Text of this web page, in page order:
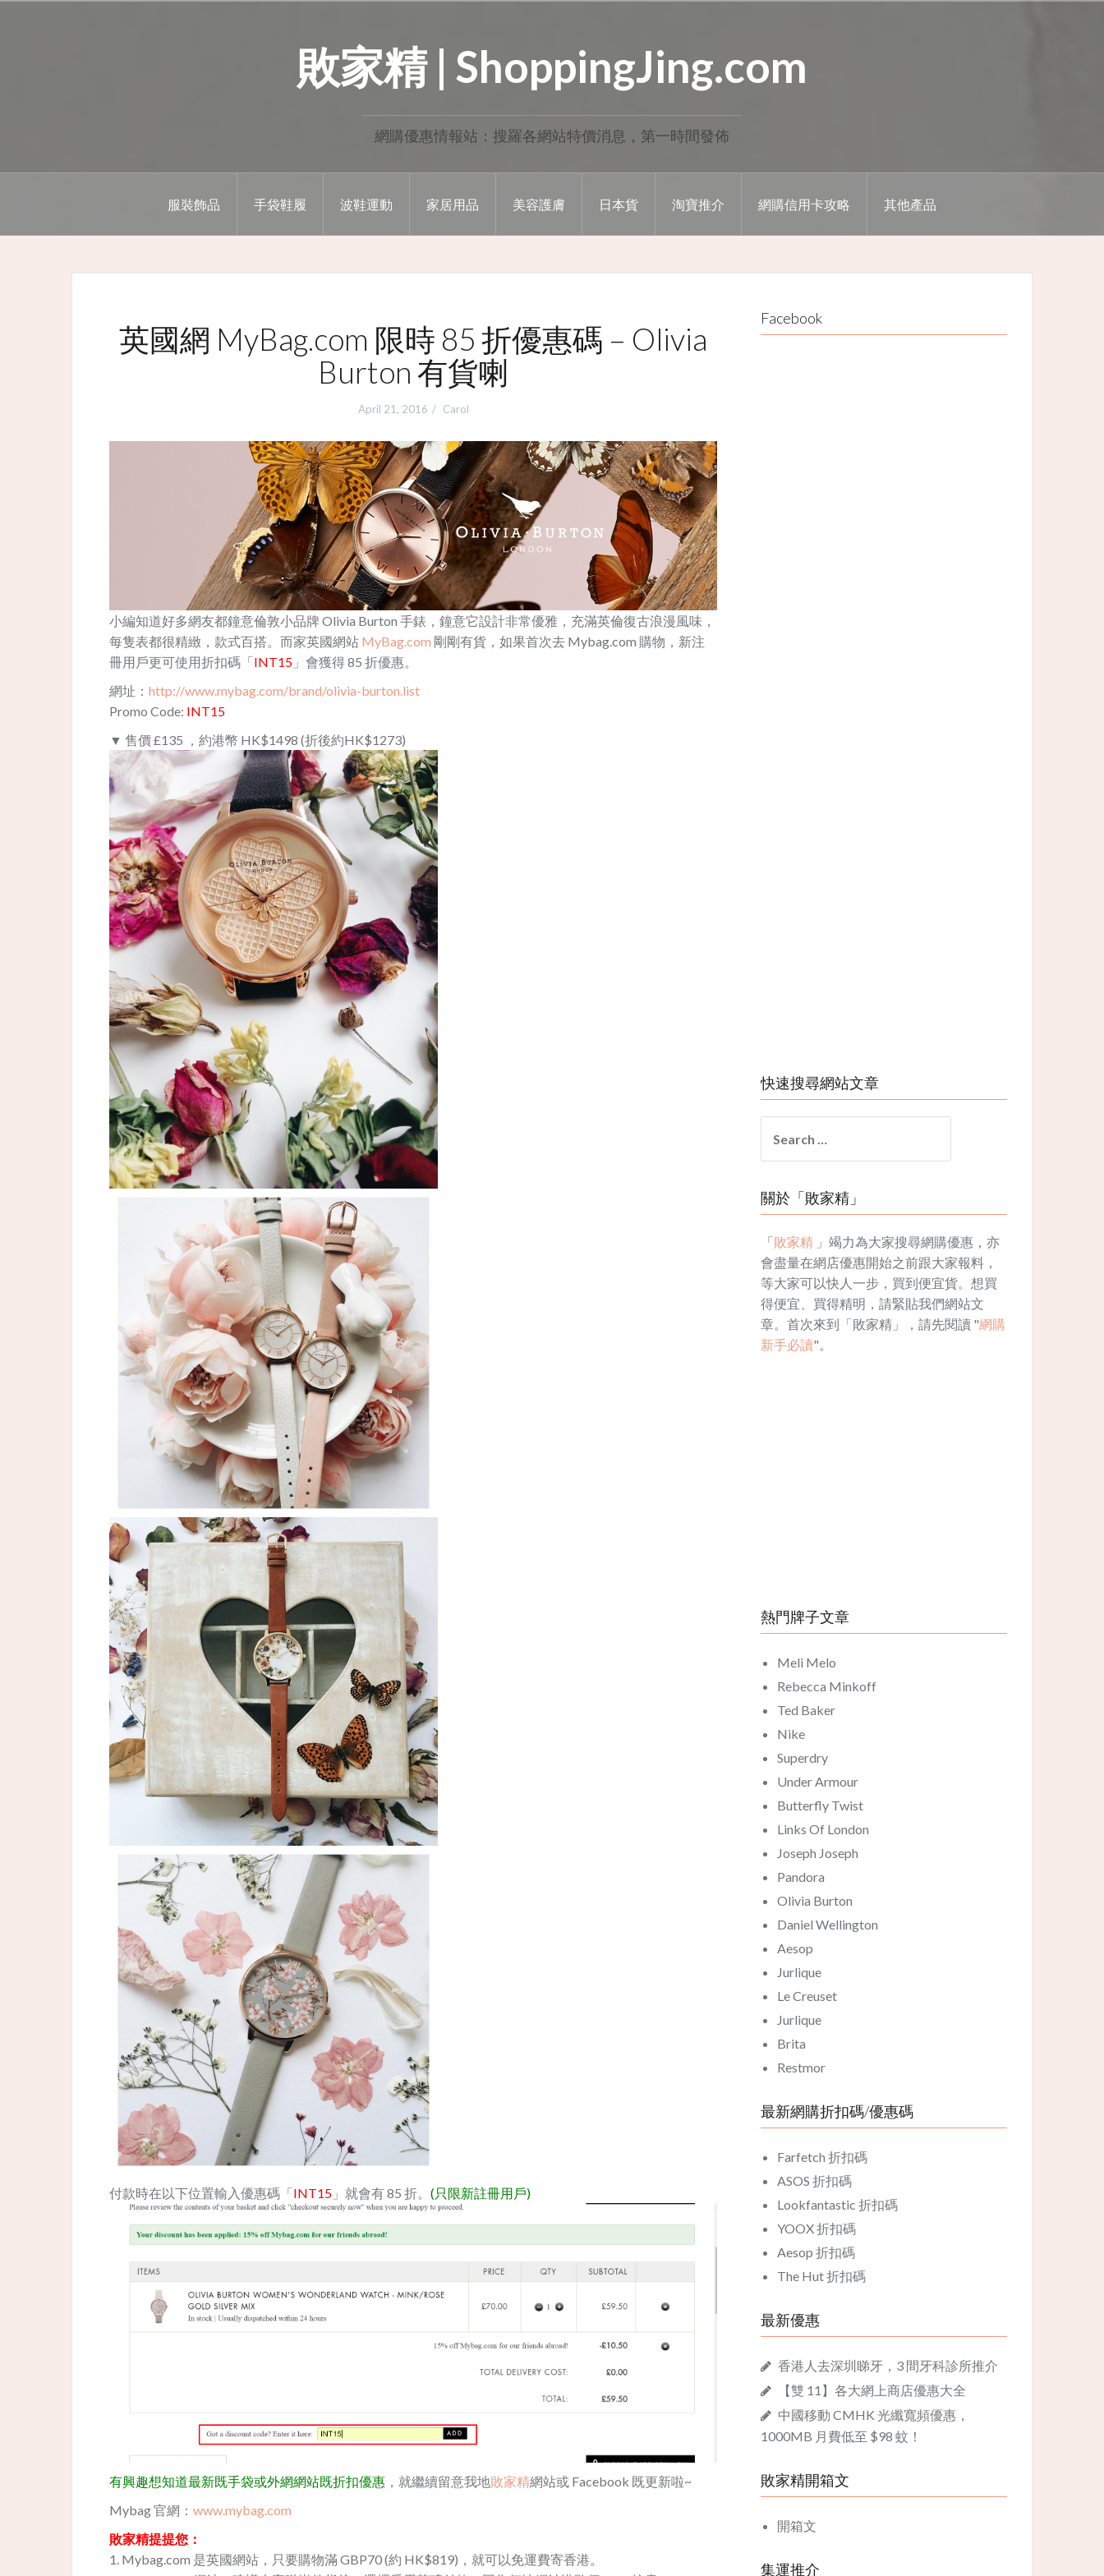
敗家精 | ShoppingJing.com
網購優惠情報站：搜羅各網站特價消息，第一時間發佈
服裝飾品 手袋鞋履 波鞋運動 家居用品 美容護膚 日本貨 淘寶推介 網購信用卡攻略 其他產品
英國網 MyBag.com 限時 85 折優惠碼 – Olivia
Burton 有貨喇
April 21, 2016 Carol
小編知道好多網友都鐘意倫敦小品牌 Olivia Burton 手錶，鐘意它設計非常優雅，充滿英倫復古浪漫風味，
每隻表都很精緻，款式百搭。而家英國網站 MyBag.com 剛剛有貨，如果首次去 Mybag.com 購物，新注
冊用戶更可使用折扣碼「INT15 」會獲得 85 折優惠。
網址： http://www.mybag.com/brand/olivia-burton.list
Promo Code: INT15
▼ 售價 £135 ，約港幣 HK$1498 (折後約HK$1273)
付款時在以下位置輸入優惠碼「INT15 」就會有 85 折。 (只限新註冊用戶)
有興趣想知道最新既手袋或外網網站既折扣優惠 ，就繼續留意我地敗家精網站或 Facebook 既更新啦~ ​
Mybag 官網： www.mybag.com
敗家精提提您：
1. Mybag.com 是英國網站，只要購物滿 GBP70 (約 HK$819)，就可以免運費寄香港。
Facebook
快速搜尋網站文章
for:
關於「敗家精」
「敗家精 」竭力為大家搜尋網購優惠，亦
會盡量在網店優惠開始之前跟大家報料，
等大家可以快人一步，買到便宜貨。想買
得便宜、買得精明，請緊貼我們網站文
章。首次來到「敗家精」，請先閱讀 "網購
新手必讀"。
熱門牌子文章
Meli Melo
Rebecca Minkoff
Ted Baker
Nike
Superdry
Under Armour
Butterfly Twist
Links Of London
Joseph Joseph
Pandora
Olivia Burton
Daniel Wellington
Aesop
Jurlique
Le Creuset
Jurlique
Brita
Restmor
最新網購折扣碼/優惠碼
Farfetch 折扣碼
ASOS 折扣碼
Lookfantastic 折扣碼
YOOX 折扣碼
Aesop 折扣碼
The Hut 折扣碼
最新優惠
香港人去深圳睇牙，3 間牙科診所推介
【雙 11】各大網上商店優惠大全
中國移動 CMHK 光纖寬頻優惠，
1000MB 月費低至 $98 蚊！
敗家精開箱文
開箱文
集運推介